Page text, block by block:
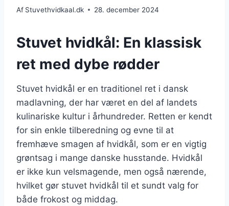
Af Stuvethvidkaal.dk 28. december 2024
Stuvet hvidkål: En klassisk
ret med dybe rødder
Stuvet hvidkål er en traditionel ret i dansk
madlavning, der har været en del af landets
kulinariske kultur i århundreder. Retten er kendt
for sin enkle tilberedning og evne til at
fremhæve smagen af hvidkål, som er en vigtig
grøntsag i mange danske husstande. Hvidkål
er ikke kun velsmagende, men også nærende,
hvilket gør stuvet hvidkål til et sundt valg for
både frokost og middag.